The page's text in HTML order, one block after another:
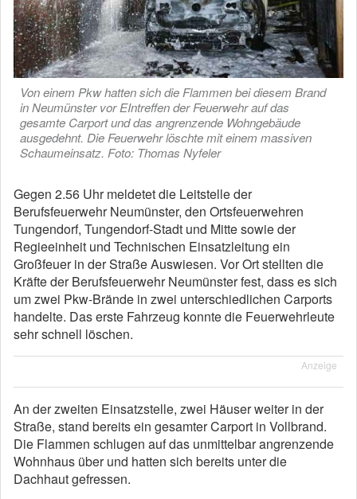
Von einem Pkw hatten sich die Flammen bei diesem Brand
in Neumünster vor EIntreffen der Feuerwehr auf das
gesamte Carport und das angrenzende Wohngebäude
ausgedehnt. Die Feuerwehr löschte mit einem massiven
Schaumeinsatz. Foto: Thomas Nyfeler
Gegen 2.56 Uhr meldetet die Leitstelle der
Berufsfeuerwehr Neumünster, den Ortsfeuerwehren
Tungendorf, Tungendorf-Stadt und Mitte sowie der
Regieeinheit und Technischen Einsatzleitung ein
Großfeuer in der Straße Auswiesen. Vor Ort stellten die
Kräfte der Berufsfeuerwehr Neumünster fest, dass es sich
um zwei Pkw-Brände in zwei unterschiedlichen Carports
handelte. Das erste Fahrzeug konnte die Feuerwehrleute
sehr schnell löschen.
Anzeige
An der zweiten Einsatzstelle, zwei Häuser weiter in der
Straße, stand bereits ein gesamter Carport in Vollbrand.
Die Flammen schlugen auf das unmittelbar angrenzende
Wohnhaus über und hatten sich bereits unter die
Dachhaut gefressen.